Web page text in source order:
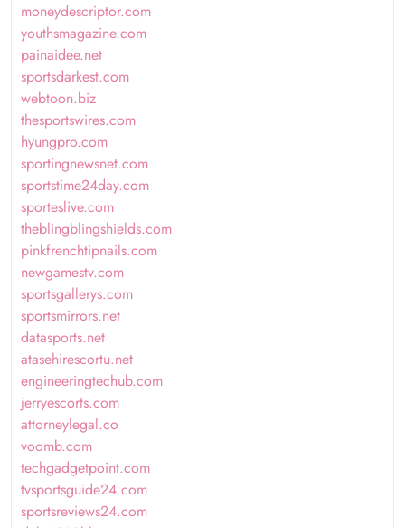
moneydescriptor.com
youthsmagazine.com
painaidee.net
sportsdarkest.com
webtoon.biz
thesportswires.com
hyungpro.com
sportingnewsnet.com
sportstime24day.com
sporteslive.com
theblingblingshields.com
pinkfrenchtipnails.com
newgamestv.com
sportsgallerys.com
sportsmirrors.net
datasports.net
atasehirescortu.net
engineeringtechub.com
jerryescorts.com
attorneylegal.co
voomb.com
techgadgetpoint.com
tvsportsguide24.com
sportsreviews24.com